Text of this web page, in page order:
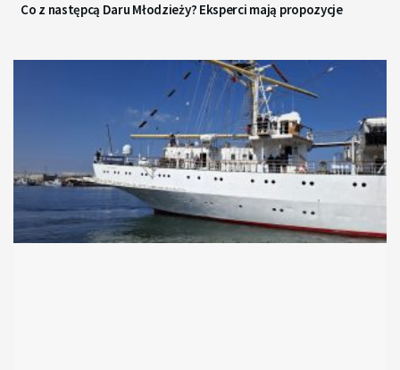
Co z następcą Daru Młodzieży? Eksperci mają propozycje